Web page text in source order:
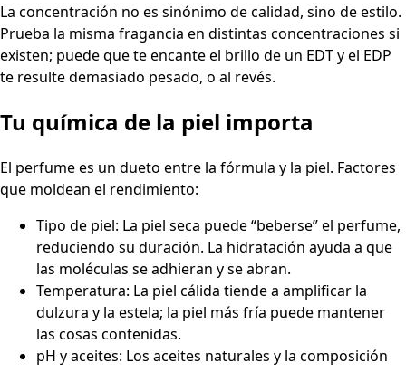
La concentración no es sinónimo de calidad, sino de estilo.
Prueba la misma fragancia en distintas concentraciones si
existen; puede que te encante el brillo de un EDT y el EDP
te resulte demasiado pesado, o al revés.
Tu química de la piel importa
El perfume es un dueto entre la fórmula y la piel. Factores
que moldean el rendimiento:
Tipo de piel: La piel seca puede “beberse” el perfume,
reduciendo su duración. La hidratación ayuda a que
las moléculas se adhieran y se abran.
Temperatura: La piel cálida tiende a amplificar la
dulzura y la estela; la piel más fría puede mantener
las cosas contenidas.
pH y aceites: Los aceites naturales y la composición